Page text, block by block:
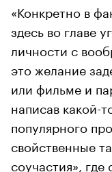
«Конкретно в
здесь во главе
личности с
это желание
или фильме и
написав какой-
популярного
свойственные
соучастия»,